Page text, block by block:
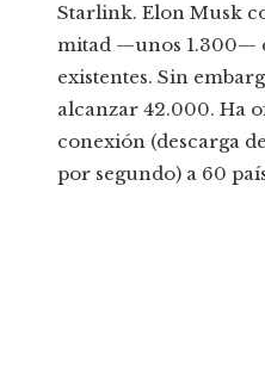
Starlink. Elon Musk
mitad —unos 1.300—
existentes. Sin
alcanzar 42.000. Ha
conexión (descarga
por segundo) a 60